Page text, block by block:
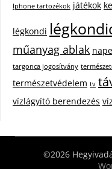
Iphone tartozékok játékok
légkondi
műanyag ablak
targonca jogosítvány
természetvédelem tv
vízlágyító berendezés
©2026